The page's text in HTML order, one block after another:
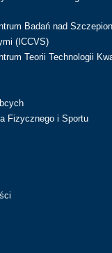
Badań nad
(ICCVS)
Teorii Technologii
Fizycznego i Sportu